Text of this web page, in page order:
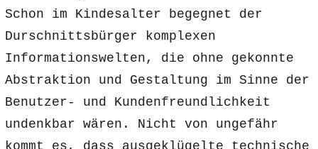
Schon im Kindesalter begegnet der
Durschnittsbürger komplexen
Informationswelten, die ohne gekonnte
Abstraktion und Gestaltung im Sinne der
Benutzer- und Kundenfreundlichkeit
undenkbar wären. Nicht von ungefähr
kommt es, dass ausgeklügelte technische